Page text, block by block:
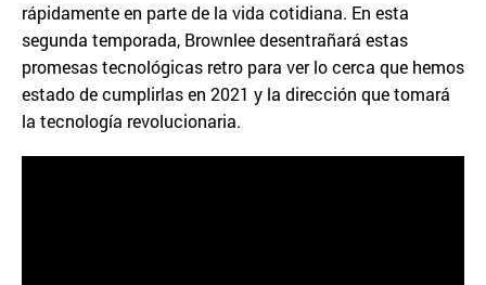
rápidamente en parte de la vida cotidiana. En esta
segunda temporada, Brownlee desentrañará estas
promesas tecnológicas retro para ver lo cerca que hemos
estado de cumplirlas en 2021 y la dirección que tomará
la tecnología revolucionaria.